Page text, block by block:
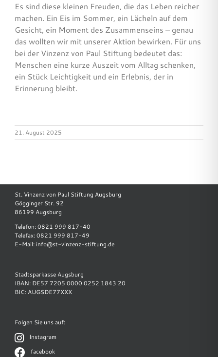
Es sind diese kleinen Freuden, die das Leben reicher
machen. Ein Eis im Sommer, ein Lächeln auf dem
Gesicht, ein Moment des Zusammenseins – genau
das wollten wir mit unserer Aktion bewirken. Für uns
bei der Vinzenz von Paul Stiftung bedeutet das:
Menschen eine kurze Auszeit vom Alltag schenken,
ein Stück Leichtigkeit und ein Erlebnis, der in
Erinnerung bleibt.
21. August 2025
St. Vinzenz von Paul Stiftung Augsburg
Gögginger Str. 92
86199 Augsburg
Telefon: 0821 999 817-40
Telefax: 0821 999 817-49
E-Mail: info@st-vinzenz-stiftung.de
Stadtsparkasse Augsburg
IBAN: DE57 7205 0000 0252 1843 20
BIC: AUGSDE77XXX
Folgen Sie uns auf:
Instagram
facebook